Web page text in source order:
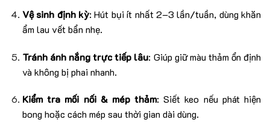
Vệ sinh định kỳ: Hút bụi ít nhất 2–3 lần/tuần, dùng khăn
ẩm lau vết bẩn nhẹ.
Tránh ánh nắng trực tiếp lâu: Giúp giữ màu thảm ổn định
và không bị phai nhanh.
Kiểm tra mối nối & mép thảm: Siết keo nếu phát hiện
bong hoặc cách mép sau thời gian dài dùng.